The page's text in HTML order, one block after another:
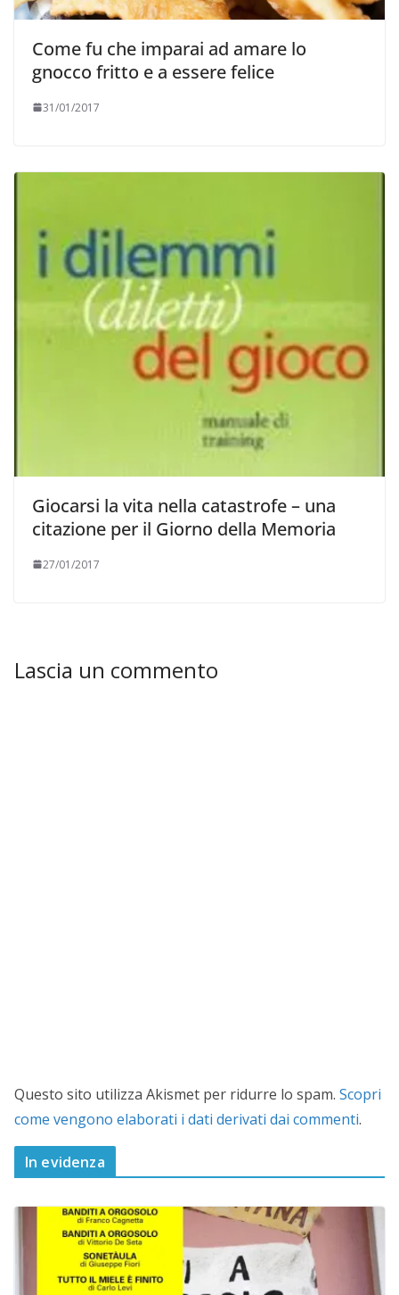
Come fu che imparai ad amare lo
gnocco fritto e a essere felice
31/01/2017
Giocarsi la vita nella catastrofe – una
citazione per il Giorno della Memoria
27/01/2017
Lascia un commento
Questo sito utilizza Akismet per ridurre lo spam. Scopri
come vengono elaborati i dati derivati dai commenti.
In evidenza